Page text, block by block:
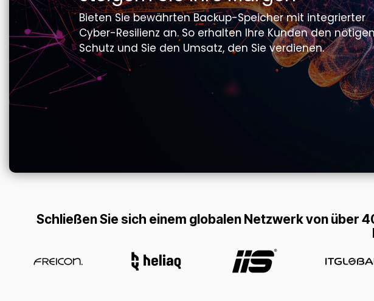
Bieten Sie bewährten Backup-Speicher mit integrierter
Cyber-Resilienz an. So erhalten Ihre Kunden den
Schutz und Sie den Umsatz, den Sie verdienen.
Schließen Sie sich einem globalen Netzwerk von über